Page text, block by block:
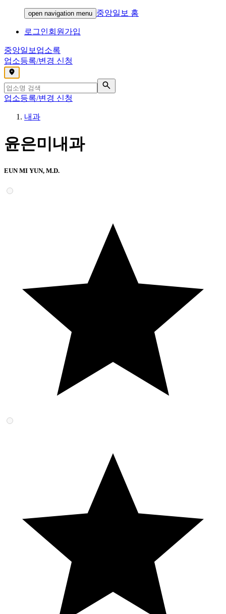
open navigation menu 중앙일보 홈
로그인회원가입
중앙일보 업소록
업소등록/변경 신청
,
업소등록/변경 신청
내과
윤은미내과
EUN MI YUN, M.D.